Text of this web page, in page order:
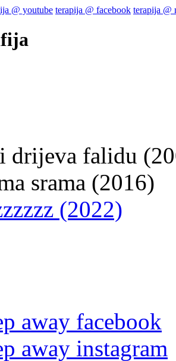
@ youtube terapija @ facebook terapija @
drijeva falidu
srama (2016)
(2022)
away facebook
away instagram